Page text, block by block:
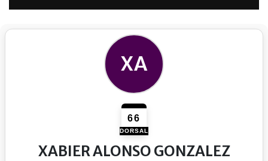
XA
66
DORSAL
XABIER ALONSO GONZALEZ